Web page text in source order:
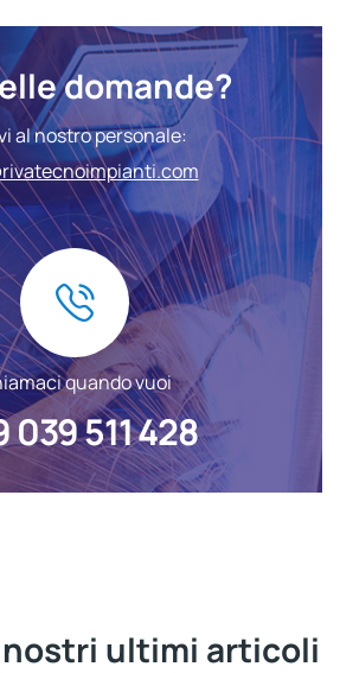
domande?
al nostro personale:
quando vuoi
039 511 428
ultimi articoli